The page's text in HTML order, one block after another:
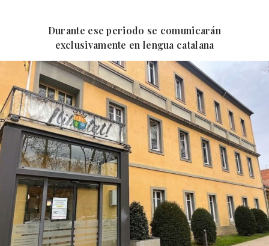
Durante ese periodo se comunicarán
exclusivamente en lengua catalana